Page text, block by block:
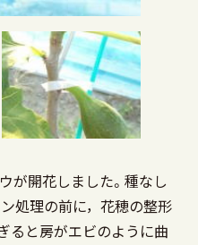
が開花しました。種なし
処理の前に，花穂の整形
ると房がエビのように曲